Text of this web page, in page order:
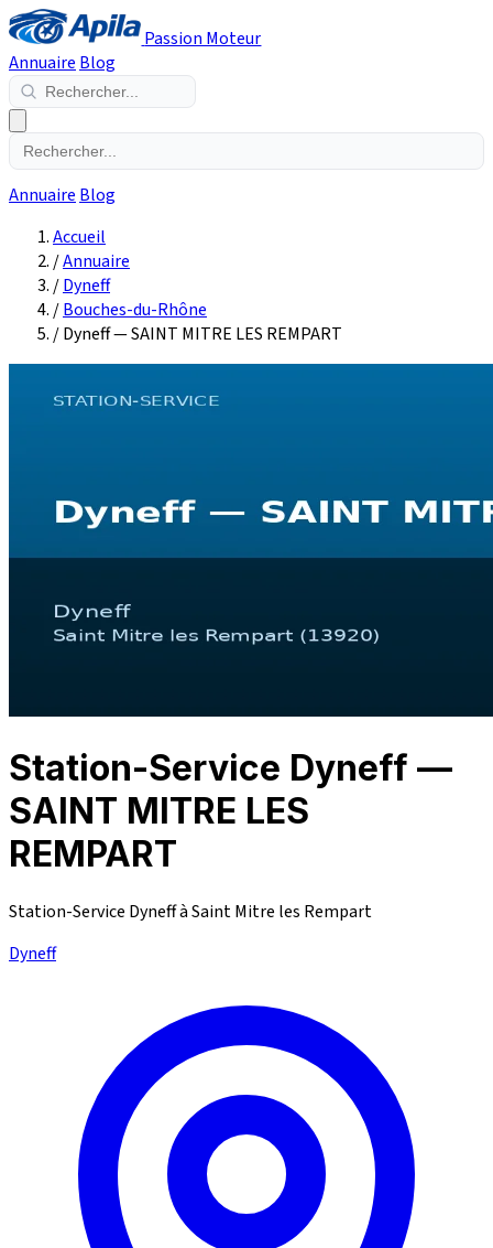
Passion Moteur
Annuaire Blog
Annuaire Blog
Accueil
/Annuaire
/Dyneff
/Bouches-du-Rhône
/Dyneff — SAINT MITRE LES REMPART
Station-Service Dyneff —
SAINT MITRE LES
REMPART
Station-Service Dyneff à Saint Mitre les Rempart
Dyneff